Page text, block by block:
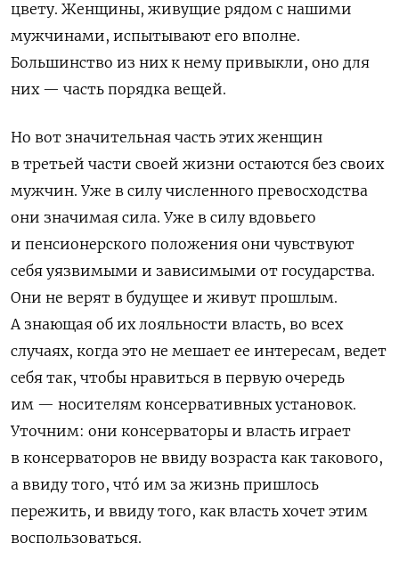
цвету. Женщины, живущие рядом с нашими
мужчинами, испытывают его вполне.
Большинство из них к нему привыкли, оно для
них — часть порядка вещей.
Но вот значительная часть этих женщин
в третьей части своей жизни остаются без своих
мужчин. Уже в силу численного превосходства
они значимая сила. Уже в силу вдовьего
и пенсионерского положения они чувствуют
себя уязвимыми и зависимыми от государства.
Они не верят в будущее и живут прошлым.
А знающая об их лояльности власть, во всех
случаях, когда это не мешает ее интересам, ведет
себя так, чтобы нравиться в первую очередь
им — носителям консервативных установок.
Уточним: они консерваторы и власть играет
в консерваторов не ввиду возраста как такового,
а ввиду того, чтó им за жизнь пришлось
пережить, и ввиду того, как власть хочет этим
воспользоваться.